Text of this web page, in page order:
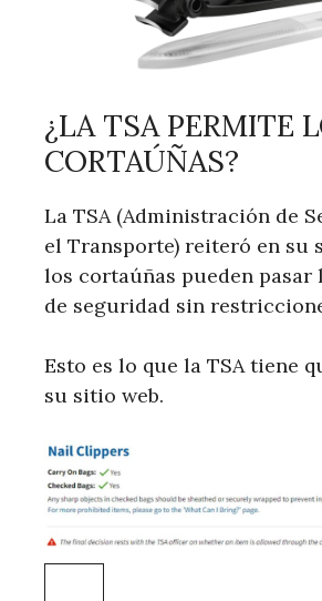
¿LA TSA PERMITE
CORTAÚÑAS?
La TSA (Administración de
el Transporte) reiteró en su
los cortaúñas pueden pasar
de seguridad sin
Esto es lo que la TSA tiene
su sitio web.